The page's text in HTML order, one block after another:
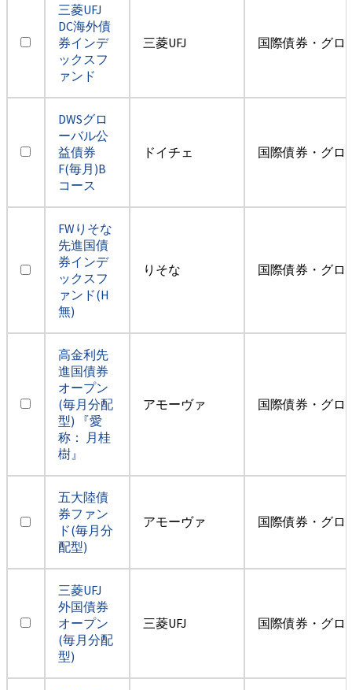
三菱UFJ
DC海外債
券インデ
ックスフ
ァンド
三菱UFJ 国際債券・グロ
DWSグロ
ーバル公
益債券
F(毎月)B
コース
ドイチェ 国際債券・グロ
FWりそな
先進国債
券インデ
ックスフ
ァンド(H
無)
りそな 国際債券・グロ
高金利先
進国債券
オープン
(毎月分配
型) 『愛
称： 月桂
樹』
アモーヴァ 国際債券・グロ
五大陸債
券ファン
ド(毎月分
配型)
アモーヴァ 国際債券・グロ
三菱UFJ
外国債券
オープン
(毎月分配
型)
三菱UFJ 国際債券・グロ